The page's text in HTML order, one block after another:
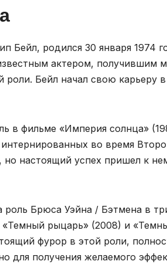
Бейл, родился 30 января 1974
актером, получившим
Бейл начал свою карьеру
в фильме «Империя солнца»
во время
настоящий успех пришел к
Брюса Уэйна / Бэтмена в
«Темный рыцарь» (2008) и
фурор в этой роли,
для получения желаемого